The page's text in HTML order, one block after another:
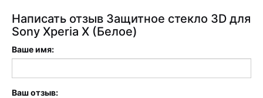
Написать отзыв Защитное стекло 3D для
Sony Xperia X (Белое)
Ваше имя:
Ваш отзыв: